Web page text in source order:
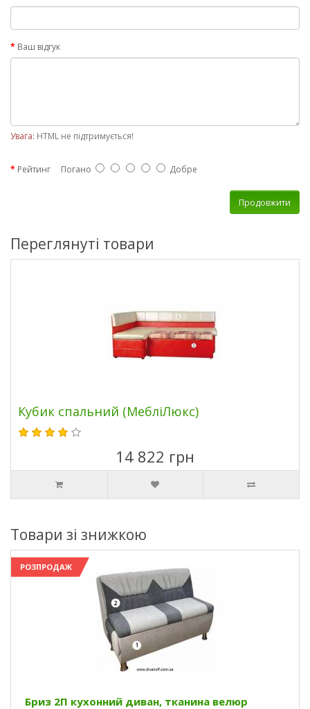
Ваш відгук
Увага: HTML не підтримується!
Рейтинг Погано Добре
Продовжити
Переглянуті товари
Кубик спальний (МебліЛюкс)
14 822 грн
Товари зі знижкою
РОЗПРОДАЖ
Бриз 2П кухонний диван, тканина велюр